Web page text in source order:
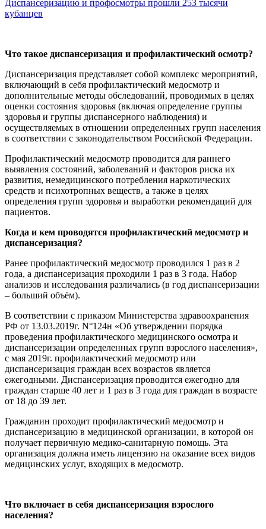
Диспансеризацию и профосмотры прошли 253 тысячи
кубанцев
Что такое диспансеризация и профилактический осмотр?
Диспансеризация представляет собой комплекс мероприятий,
включающий в себя профилактический медосмотр и
дополнительные методы обследований, проводимых в целях
оценки состояния здоровья (включая определение группы
здоровья и группы диспансерного наблюдения) и
осуществляемых в отношении определенных групп населения
в соответствии с законодательством Российской Федерации.
Профилактический медосмотр проводится для раннего
выявления состояний, заболеваний и факторов риска их
развития, немедицинского потребления наркотических
средств и психотропных веществ, а также в целях
определения групп здоровья и выработки рекомендаций для
пациентов.
Когда и кем проводятся профилактический медосмотр и
диспансеризация?
Ранее профилактический медосмотр проводился 1 раз в 2
года, а диспансеризация проходили 1 раз в 3 года. Набор
анализов и исследования различались (в год диспансеризации
– больший объём).
В соответствии с приказом Министерства здравоохранения
РФ от 13.03.2019г. N°124н «Об утверждении порядка
проведения профилактического медицинского осмотра и
диспансеризации определенных групп взрослого населения»,
с мая 2019г. профилактический медосмотр или
диспансеризация граждан всех возрастов является
ежегодными. Диспансеризация проводится ежегодно для
граждан старше 40 лет и 1 раз в 3 года для граждан в возрасте
от 18 до 39 лет.
Гражданин проходит профилактический медосмотр и
диспансеризацию в медицинской организации, в которой он
получает первичную медико-санитарную помощь. Эта
организация должна иметь лицензию на оказание всех видов
медицинских услуг, входящих в медосмотр.
Что включает в себя диспансеризация взрослого
населения?